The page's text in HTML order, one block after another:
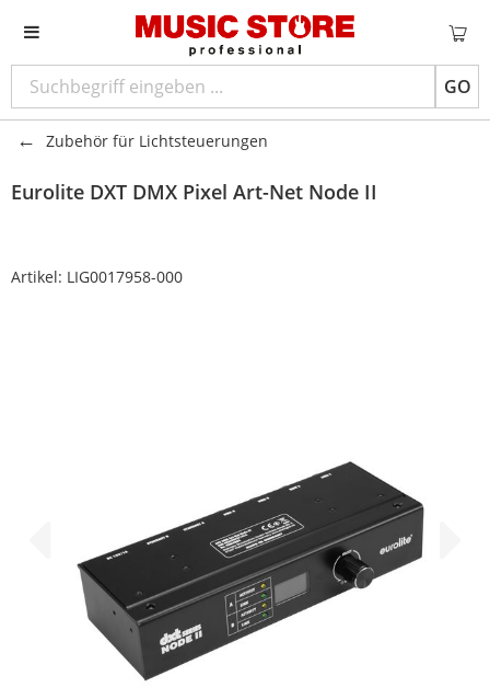
GO
Zubehör für Lichtsteuerungen
Eurolite DXT DMX Pixel Art-Net Node II
Artikel: LIG0017958-000